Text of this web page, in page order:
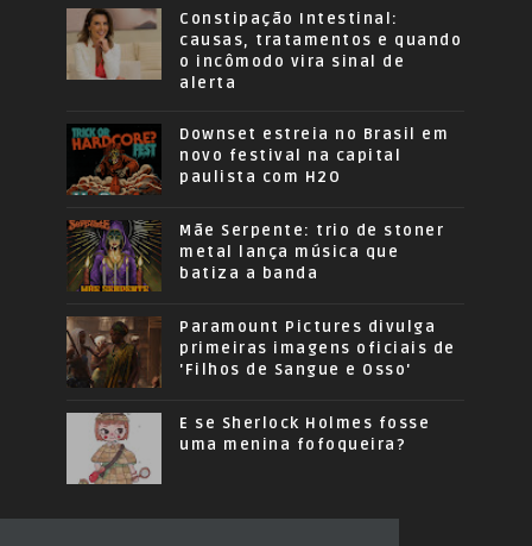
Constipação Intestinal:
causas, tratamentos e quando
o incômodo vira sinal de
alerta
Downset estreia no Brasil em
novo festival na capital
paulista com H2O
Mãe Serpente: trio de stoner
metal lança música que
batiza a banda
Paramount Pictures divulga
primeiras imagens oficiais de
'Filhos de Sangue e Osso'
E se Sherlock Holmes fosse
uma menina fofoqueira?